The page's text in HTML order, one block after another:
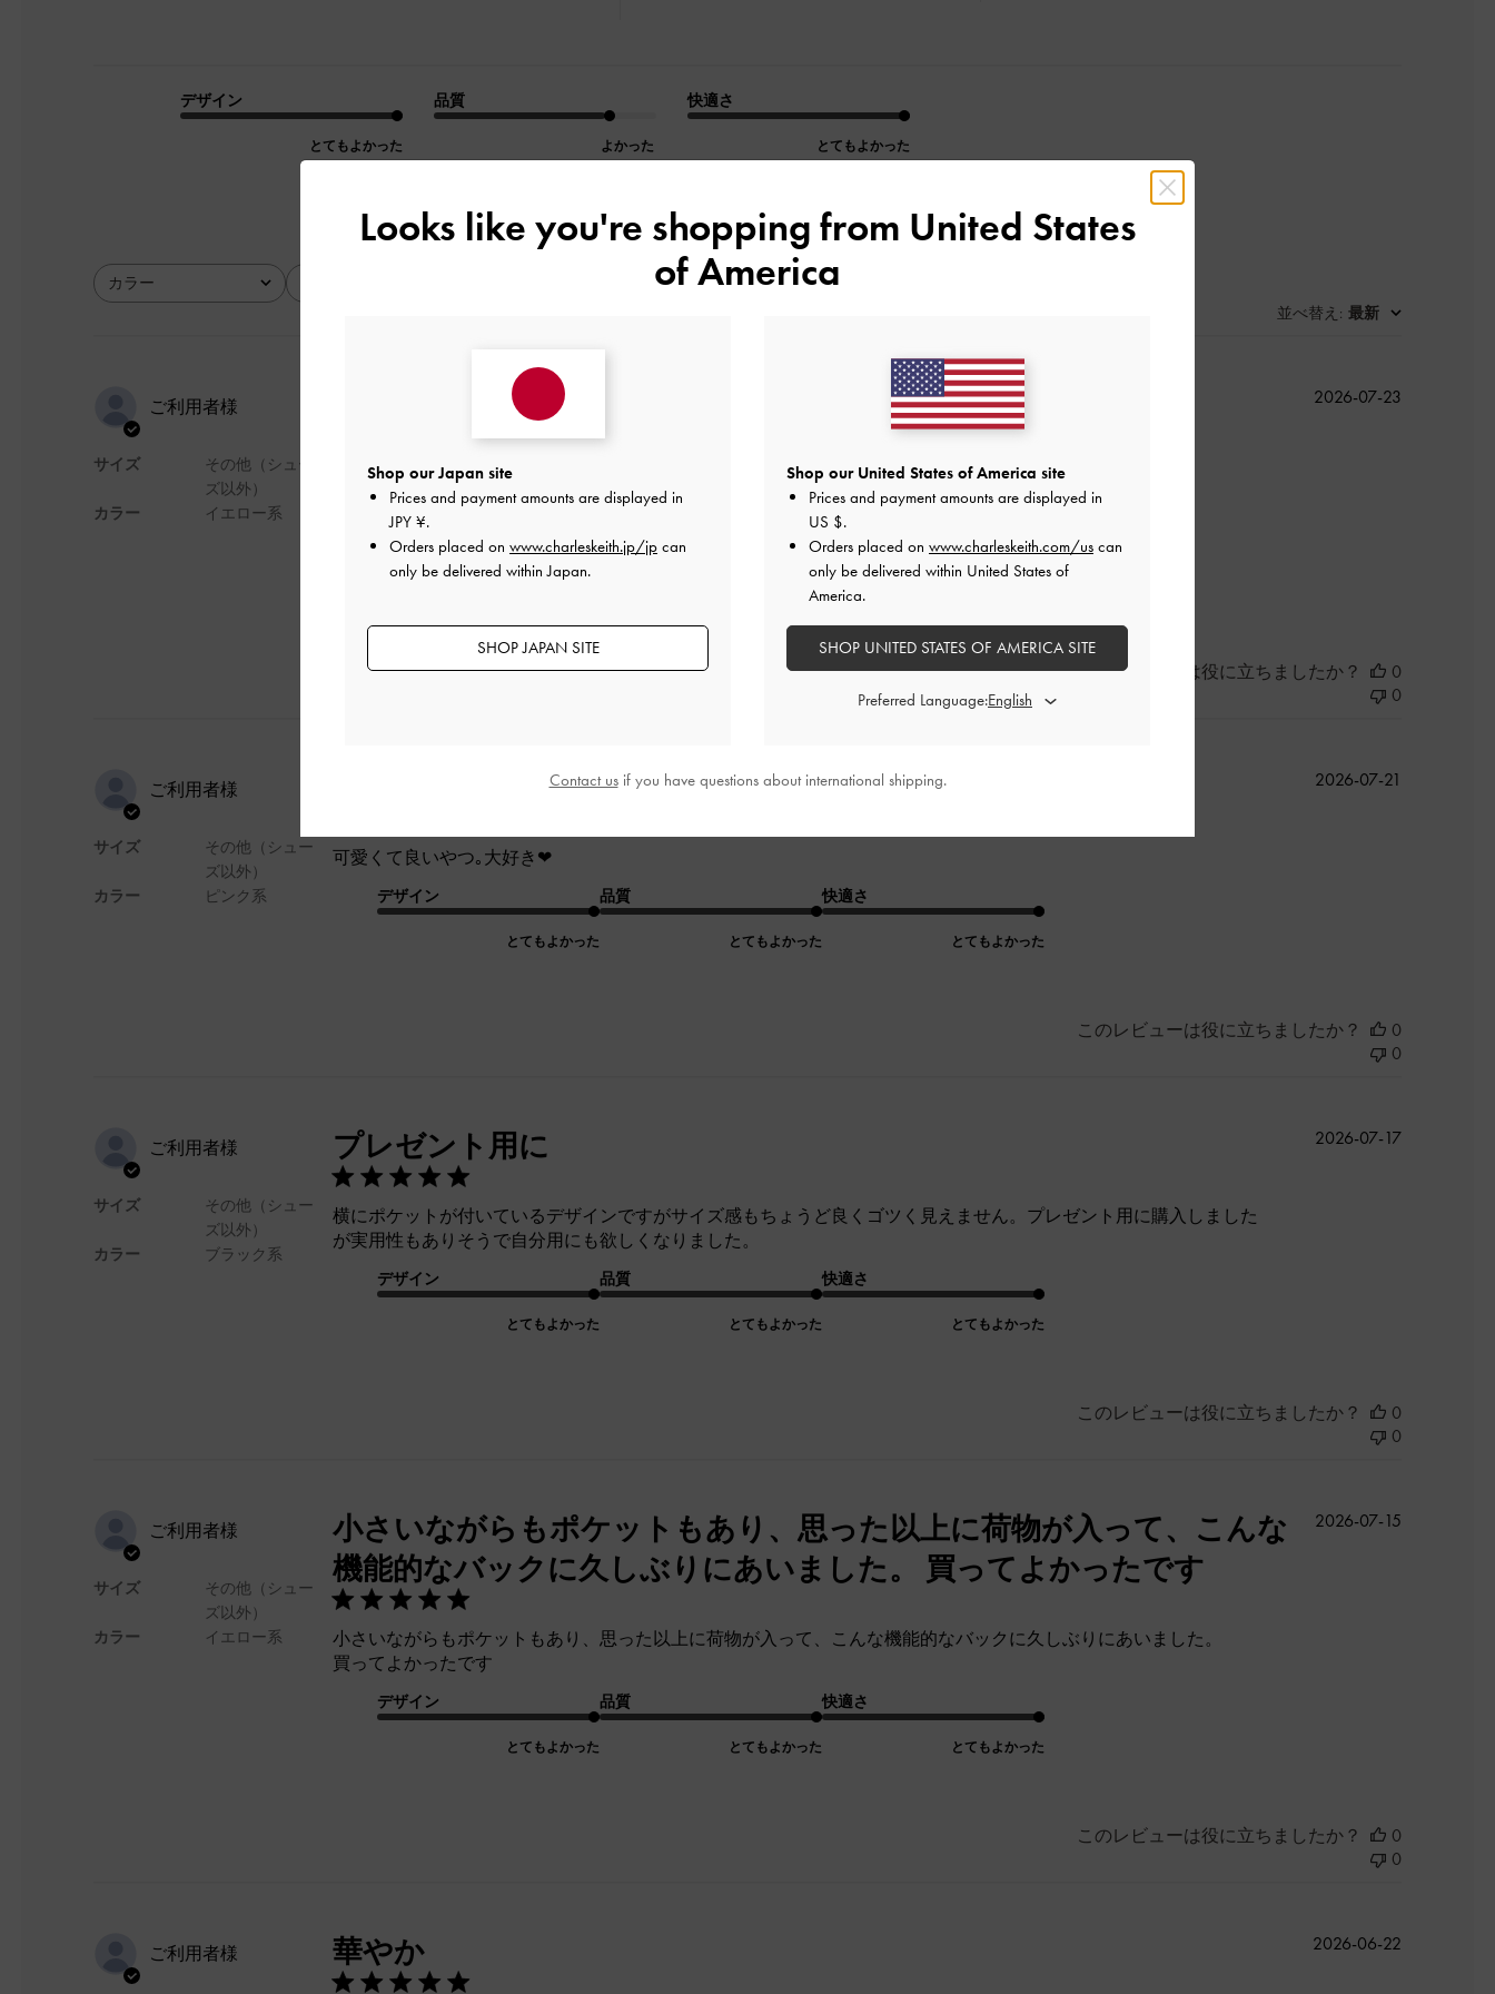
デザイン
とてもよかった
品質
よかった
快適さ
とてもよかった
カラー
全て 品質
全て
並べ替え : 最新
ご利用者様
サイズ
カラー
その他（シュー
ズ以外）
イエロー系
小さいけど意外と荷物入ります。
なにより見た目が本当に可愛くて、紐を長くも短くもできるのが便利で良いです！
デザイン
とてもよかった
品質 快適さ
公
2026-07-23
このレビューは役に立ちましたか？
0
0
ご利用者様
サイズ
カラー
その他（シュー
ズ以外）
ピンク系
可愛くて良いやつ｡大好き❤
可愛くて良いやつ｡大好き❤
デザイン
とてもよかった
品質
とてもよかった
快適さ
とてもよかった
2026-07-21
このレビューは役に立ちましたか？
0
0
ご利用者様
サイズ
カラー
その他（シュー
ズ以外）
ブラック系
プレゼント用に
横にポケットが付いているデザインですがサイズ感もちょうど良くゴツく見えません。プレゼント用に購入しました
が実用性もありそうで自分用にも欲しくなりました。
デザイン
とてもよかった
品質
とてもよかった
快適さ
とてもよかった
公
2026-07-17
このレビューは役に立ちましたか？
0
0
ご利用者様
サイズ
カラー
その他（シュー
ズ以外）
イエロー系
小さいながらもポケットもあり、思った以上に荷物が入って、こんな
機能的なバックに久しぶりにあいました。 買ってよかったです
小さいながらもポケットもあり、思った以上に荷物が入って、こんな機能的なバックに久しぶりにあいました。
買ってよかったです
デザイン
とてもよかった
品質
とてもよかった
快適さ
とてもよかった
公
2026-07-15
このレビューは役に立ちましたか？
0
0
ご利用者様 華やか
公
2026-06-22
Looks like you're shopping from United States
of America
Shop our Japan site
Prices and payment amounts are displayed in
JPY ¥.
Orders placed on www.charleskeith.jp/jp can
only be delivered within Japan.
SHOP JAPAN SITE
Shop our United States of America site
Prices and payment amounts are displayed in
US $.
Orders placed on www.charleskeith.com/us can
only be delivered within United States of
America.
SHOP UNITED STATES OF AMERICA SITE
Preferred Language:
Contact usif you have questions about international shipping.